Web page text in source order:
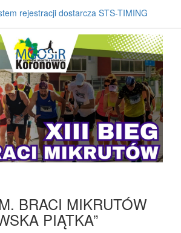
rejestracji dostarcza STS-TIMING
BRACI MIKRUTÓW
PIĄTKA”